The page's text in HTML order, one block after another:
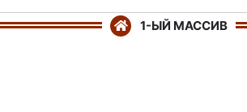
1-ЫЙ МАССИВ